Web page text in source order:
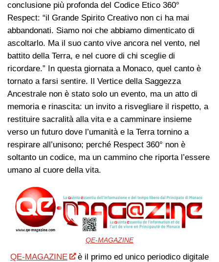
conclusione più profonda del Codice Etico 360°
Respect: “il Grande Spirito Creativo non ci ha mai
abbandonati. Siamo noi che abbiamo dimenticato di
ascoltarlo. Ma il suo canto vive ancora nel vento, nel
battito della Terra, e nel cuore di chi sceglie di
ricordare.” In questa giornata a Monaco, quel canto è
tornato a farsi sentire. Il Vertice della Saggezza
Ancestrale non è stato solo un evento, ma un atto di
memoria e rinascita: un invito a risvegliare il rispetto, a
restituire sacralità alla vita e a camminare insieme
verso un futuro dove l’umanità e la Terra tornino a
respirare all’unisono; perché Respect 360° non è
soltanto un codice, ma un cammino che riporta l’essere
umano al cuore della vita.
QE-MAGAZINE
QE-MAGAZINE
è il primo ed unico periodico digitale